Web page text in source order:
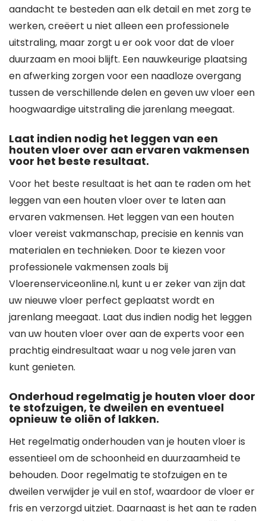
aandacht te besteden aan elk detail en met zorg te
werken, creëert u niet alleen een professionele
uitstraling, maar zorgt u er ook voor dat de vloer
duurzaam en mooi blijft. Een nauwkeurige plaatsing
en afwerking zorgen voor een naadloze overgang
tussen de verschillende delen en geven uw vloer een
hoogwaardige uitstraling die jarenlang meegaat.
Laat indien nodig het leggen van een
houten vloer over aan ervaren vakmensen
voor het beste resultaat.
Voor het beste resultaat is het aan te raden om het
leggen van een houten vloer over te laten aan
ervaren vakmensen. Het leggen van een houten
vloer vereist vakmanschap, precisie en kennis van
materialen en technieken. Door te kiezen voor
professionele vakmensen zoals bij
Vloerenserviceonline.nl, kunt u er zeker van zijn dat
uw nieuwe vloer perfect geplaatst wordt en
jarenlang meegaat. Laat dus indien nodig het leggen
van uw houten vloer over aan de experts voor een
prachtig eindresultaat waar u nog vele jaren van
kunt genieten.
Onderhoud regelmatig je houten vloer door
te stofzuigen, te dweilen en eventueel
opnieuw te oliën of lakken.
Het regelmatig onderhouden van je houten vloer is
essentieel om de schoonheid en duurzaamheid te
behouden. Door regelmatig te stofzuigen en te
dweilen verwijder je vuil en stof, waardoor de vloer er
fris en verzorgd uitziet. Daarnaast is het aan te raden